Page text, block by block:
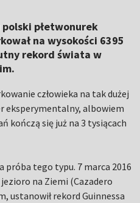
płetwonurek
na wysokości 6395
rekord świata w
człowieka na tak dużej
eksperymentalny, albowiem
kończą się już na 3 tysiącach
próba tego typu. 7 marca 2016
na Ziemi (Cazadero
ustanowił rekord Guinnessa